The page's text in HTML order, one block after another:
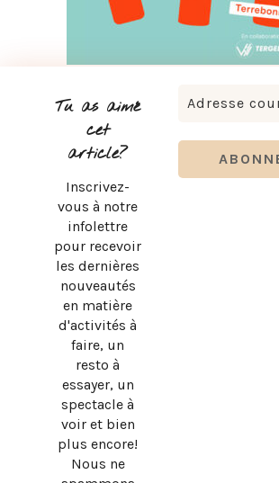
Tu as aimé
cet
article?
Inscrivez-
vous à notre
infolettre
pour recevoir
les dernières
nouveautés
en matière
d'activités à
faire, un
resto à
essayer, un
spectacle à
voir et bien
plus encore!
Nous ne
LUDOVICK BOURGEOIS PRÉSENTE